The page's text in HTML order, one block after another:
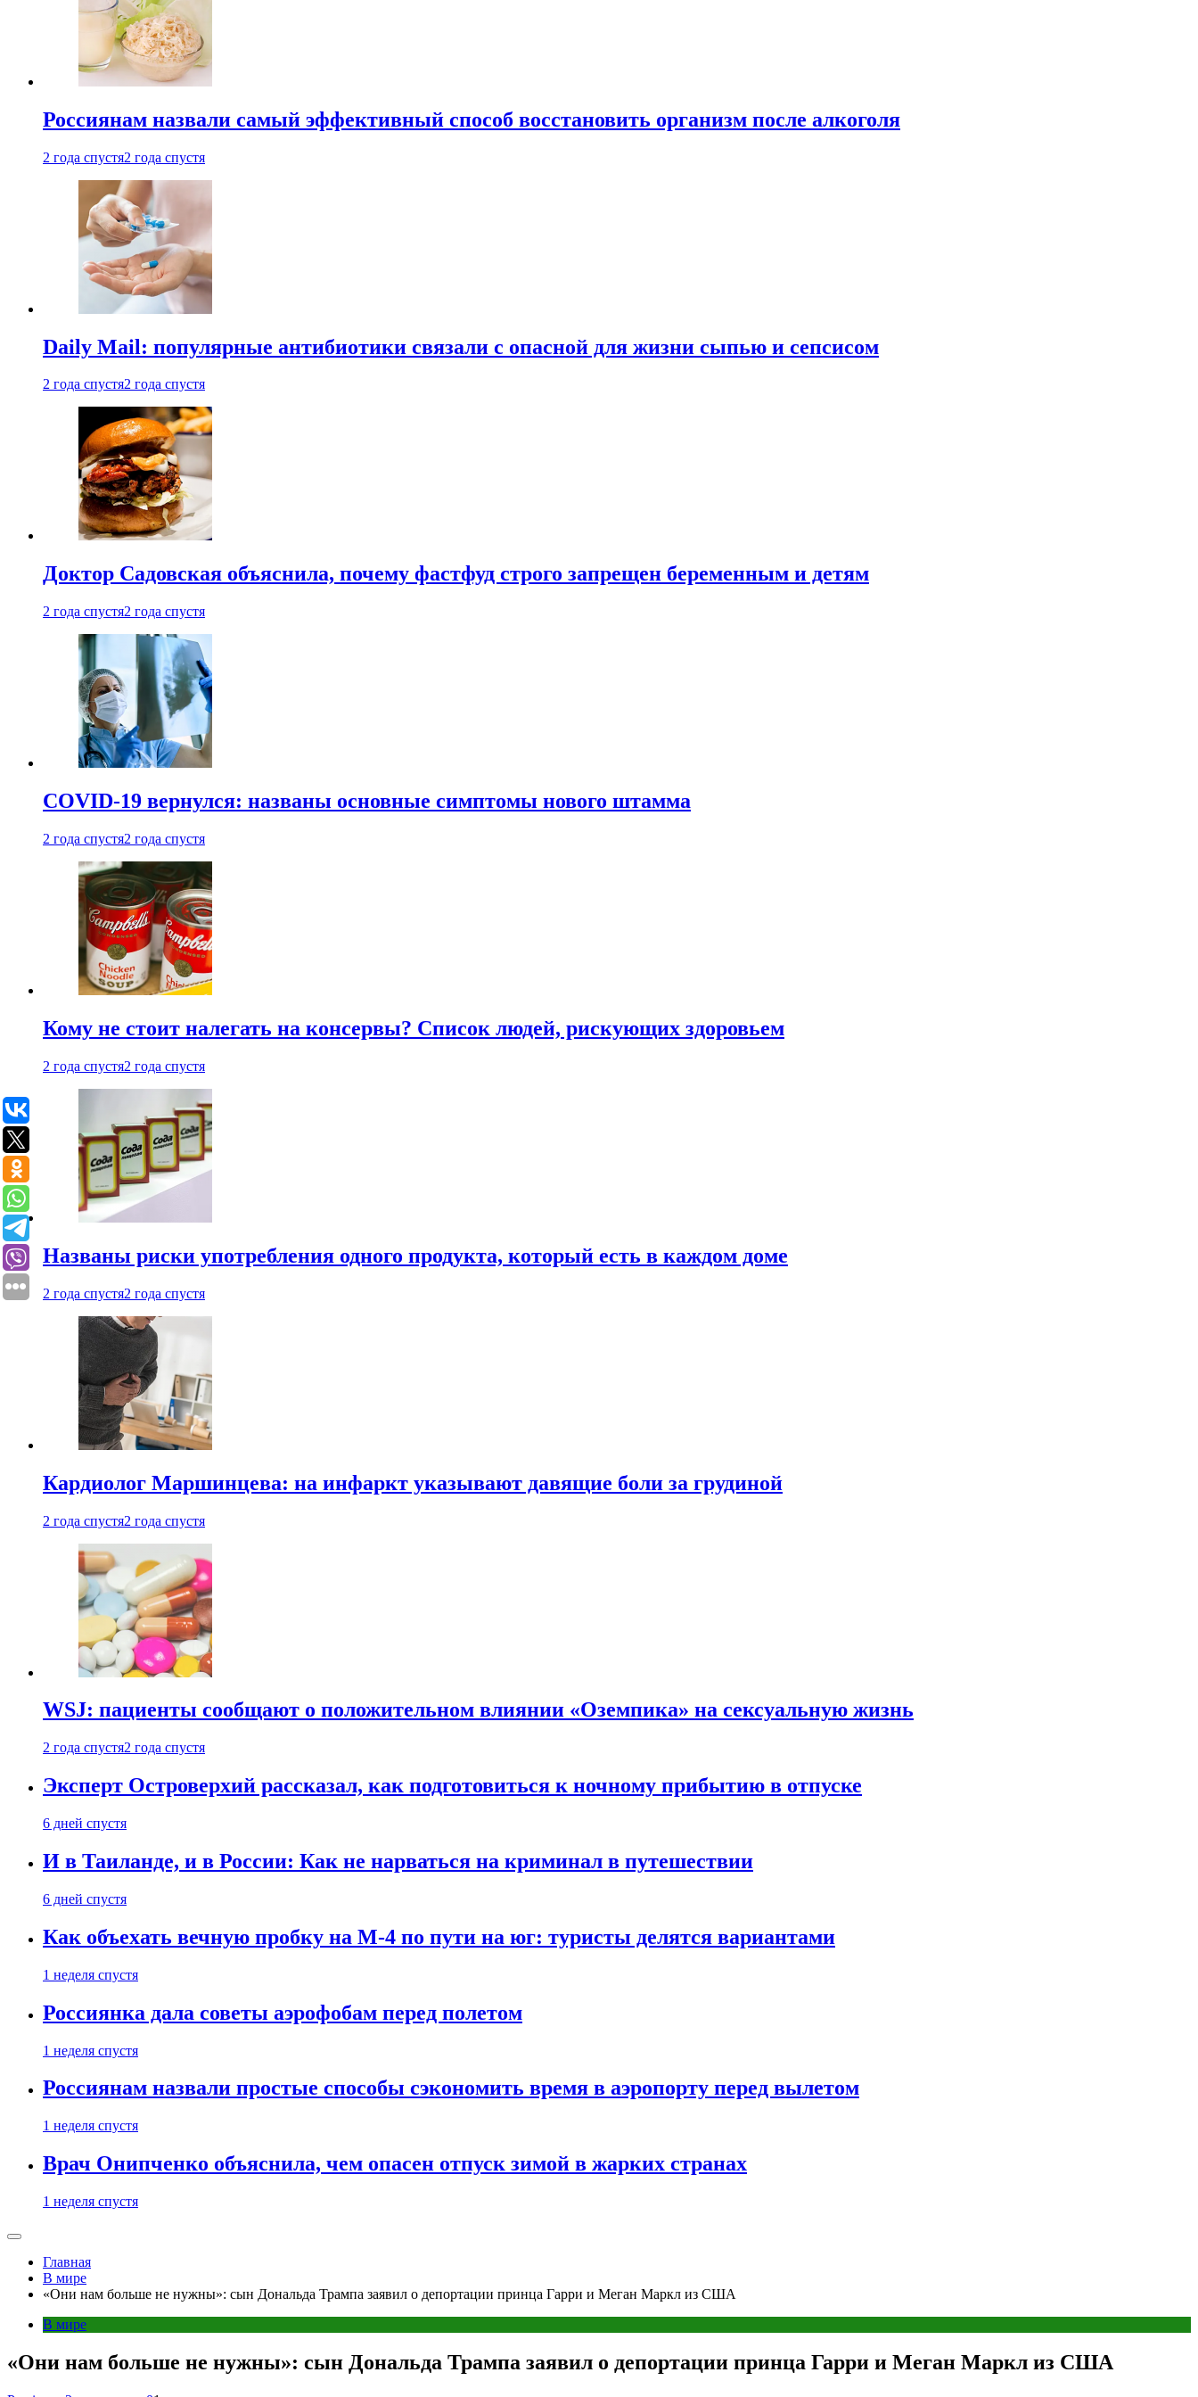
Россиянам назвали самый эффективный способ восстановить организм после алкоголя
2 года спустя2 года спустя
Daily Mail: популярные антибиотики связали с опасной для жизни сыпью и сепсисом
2 года спустя2 года спустя
Доктор Садовская объяснила, почему фастфуд строго запрещен беременным и детям
2 года спустя2 года спустя
COVID-19 вернулся: названы основные симптомы нового штамма
2 года спустя2 года спустя
Кому не стоит налегать на консервы? Список людей, рискующих здоровьем
2 года спустя2 года спустя
Названы риски употребления одного продукта, который есть в каждом доме
2 года спустя2 года спустя
Кардиолог Маршинцева: на инфаркт указывают давящие боли за грудиной
2 года спустя2 года спустя
WSJ: пациенты сообщают о положительном влиянии «Оземпика» на сексуальную жизнь
2 года спустя2 года спустя
Эксперт Островерхий рассказал, как подготовиться к ночному прибытию в отпуске
6 дней спустя
И в Таиланде, и в России: Как не нарваться на криминал в путешествии
6 дней спустя
Как объехать вечную пробку на М-4 по пути на юг: туристы делятся вариантами
1 неделя спустя
Россиянка дала советы аэрофобам перед полетом
1 неделя спустя
Россиянам назвали простые способы сэкономить время в аэропорту перед вылетом
1 неделя спустя
Врач Онипченко объяснила, чем опасен отпуск зимой в жарких странах
1 неделя спустя
Главная
В мире
«Они нам больше не нужны»: сын Дональда Трампа заявил о депортации принца Гарри и Меган Маркл из США
В мире
«Они нам больше не нужны»: сын Дональда Трампа заявил о депортации принца Гарри и Меган Маркл из США